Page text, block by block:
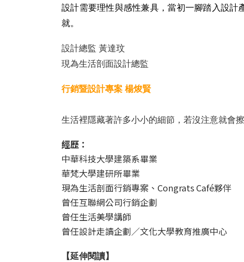
設計需要理性與感性兼具，當初一腳踏入設
就。
設計總監 黃達玟
現為生活剖面設計總監
行銷暨設計專案 楊焌賢
生活裡隱藏著許多小小的細節，若沒注意就會
經歷：
中華科技大學建築系畢業
華梵大學建研所畢業
現為生活剖面行銷專案、Congrats Café夥伴
曾任互聯網公司行銷企劃
曾任生活美學講師
曾任設計走讀企劃／文化大學教育推廣中心
【延伸閱讀】